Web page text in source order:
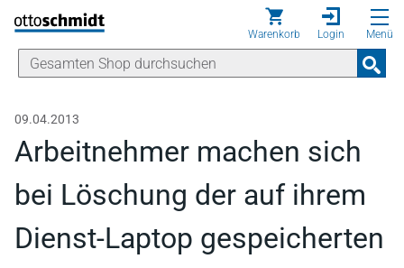
Direkt zum Inhalt
Warenkorb Login Menü
09.04.2013
Arbeitnehmer machen sich
bei Löschung der auf ihrem
Dienst-Laptop gespeicherten